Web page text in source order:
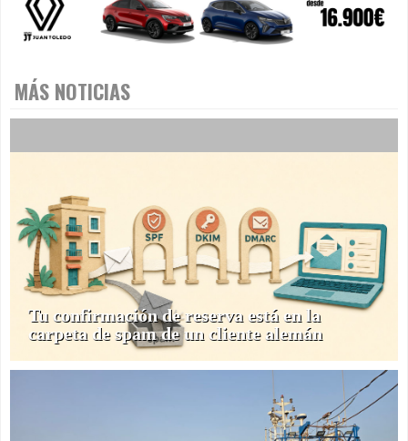
MÁS NOTICIAS
Tu confirmación de reserva está en la
carpeta de spam de un cliente alemán